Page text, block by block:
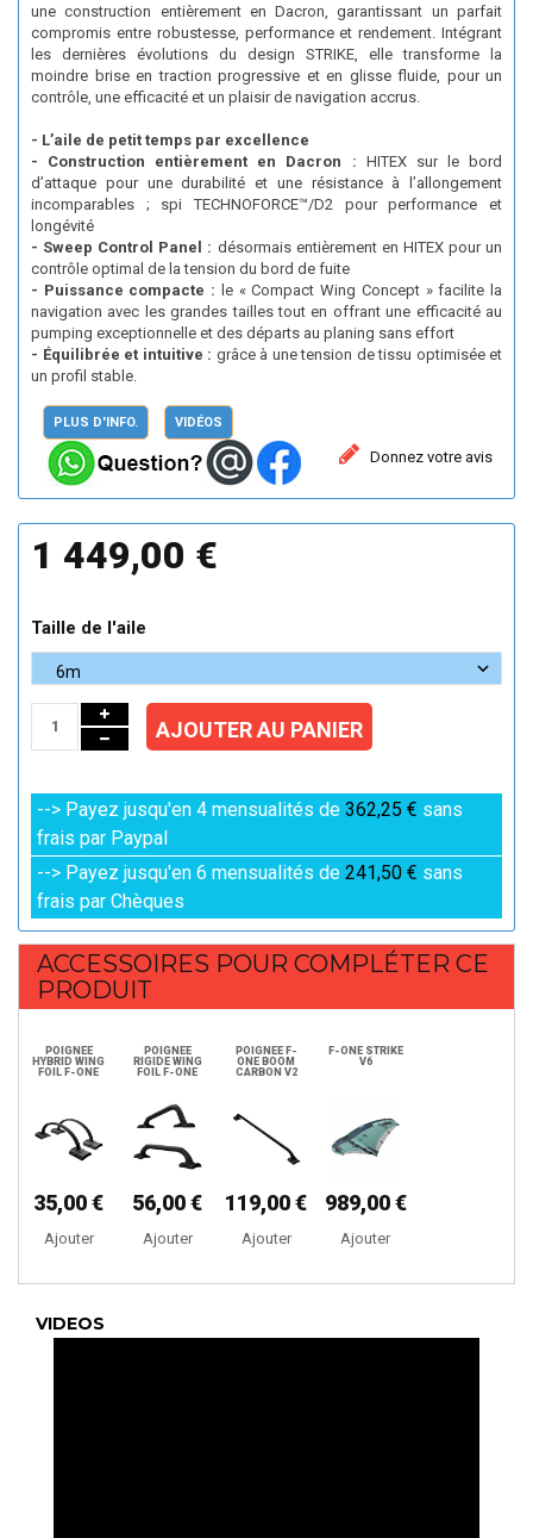
une construction entièrement en Dacron, garantissant un parfait
compromis entre robustesse, performance et rendement. Intégrant
les dernières évolutions du design STRIKE, elle transforme la
moindre brise en traction progressive et en glisse fluide, pour un
contrôle, une efficacité et un plaisir de navigation accrus.
- L’aile de petit temps par excellence
- Construction entièrement en Dacron : HITEX sur le bord
d’attaque pour une durabilité et une résistance à l’allongement
incomparables ; spi TECHNOFORCE™/D2 pour performance et
longévité
- Sweep Control Panel : désormais entièrement en HITEX pour un
contrôle optimal de la tension du bord de fuite
- Puissance compacte : le « Compact Wing Concept » facilite la
navigation avec les grandes tailles tout en offrant une efficacité au
pumping exceptionnelle et des départs au planing sans effort
- Équilibrée et intuitive : grâce à une tension de tissu optimisée et
un profil stable.
PLUS D'INFO. VIDÉOS
Donnez votre avis
1 449,00 €
Taille de l'aile
AJOUTER AU PANIER
--> Payez jusqu'en 4 mensualités de 362,25 € sans
frais par Paypal
--> Payez jusqu'en 6 mensualités de 241,50 € sans
frais par Chèques
ACCESSOIRES POUR COMPLÉTER CE
PRODUIT
POIGNEE
HYBRID WING
FOIL F-ONE
35,00 €
Ajouter
POIGNEE
RIGIDE WING
FOIL F-ONE
56,00 €
Ajouter
POIGNEE F-
ONE BOOM
CARBON V2
119,00 €
Ajouter
F-ONE STRIKE
V6
989,00 €
Ajouter
VIDEOS